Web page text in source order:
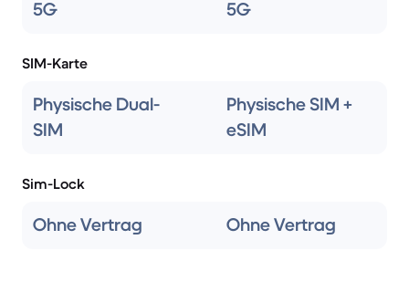
5G 5G
SIM-Karte
Physische Dual-
SIM
Physische SIM +
eSIM
Sim-Lock
Ohne Vertrag Ohne Vertrag